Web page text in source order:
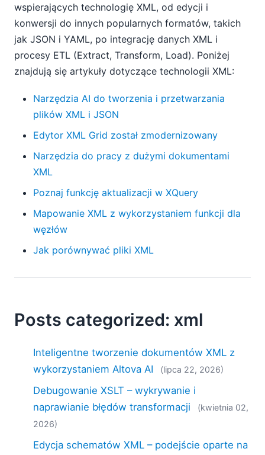
wspierających technologię XML, od edycji i
konwersji do innych popularnych formatów, takich
jak JSON i YAML, po integrację danych XML i
procesy ETL (Extract, Transform, Load). Poniżej
znajdują się artykuły dotyczące technologii XML:
Narzędzia AI do tworzenia i przetwarzania
plików XML i JSON
Edytor XML Grid został zmodernizowany
Narzędzia do pracy z dużymi dokumentami
XML
Poznaj funkcję aktualizacji w XQuery
Mapowanie XML z wykorzystaniem funkcji dla
węzłów
Jak porównywać pliki XML
Posts categorized: xml
Inteligentne tworzenie dokumentów XML z
wykorzystaniem Altova AI
(lipca 22, 2026)
Debugowanie XSLT – wykrywanie i
naprawianie błędów transformacji
(kwietnia 02,
2026)
Edycja schematów XML – podejście oparte na